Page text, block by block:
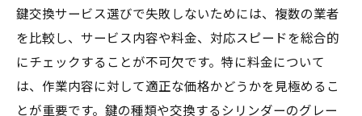
防犯性重視なら鍵交換サービスでディンプ
ルキー選択
鍵交換サービスでディンプルキーの安心を
実感
鍵交換サービス選びで失敗しないためには、複数の業者
を比較し、サービス内容や料金、対応スピードを総合的
にチェックすることが不可欠です。特に料金について
は、作業内容に対して適正な価格かどうかを見極めるこ
とが重要です。鍵の種類や交換するシリンダーのグレー